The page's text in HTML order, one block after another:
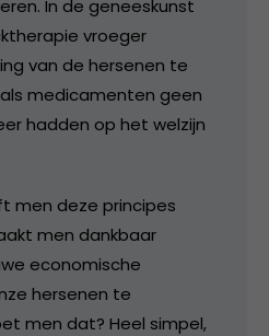
In de geneeskunst
vroeger
van de hersenen te
medicamenten geen
hadden op het welzijn
men deze principes
men dankbaar
economische
hersenen te
men dat? Heel simpel,